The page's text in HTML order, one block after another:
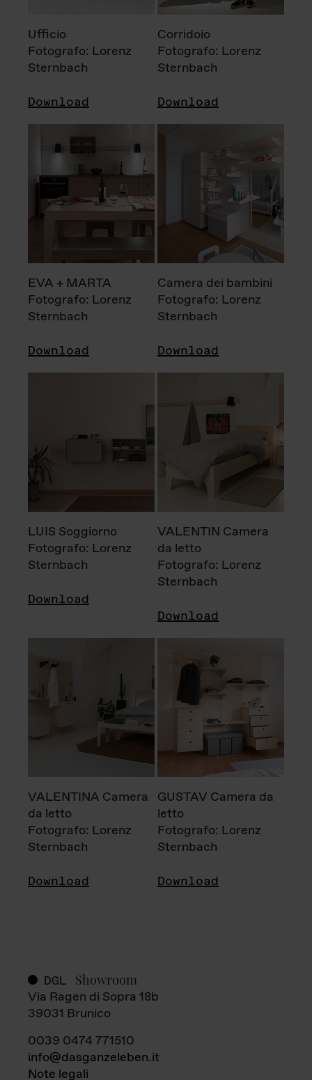
Ufficio
Fotografo: Lorenz
Sternbach
Download
Corridoio
Fotografo: Lorenz
Sternbach
Download
EVA + MARTA
Fotografo: Lorenz
Sternbach
Download
Camera dei bambini
Fotografo: Lorenz
Sternbach
Download
LUIS Soggiorno
Fotografo: Lorenz
Sternbach
Download
VALENTIN Camera
da letto
Fotografo: Lorenz
Sternbach
Download
VALENTINA Camera
da letto
Fotografo: Lorenz
Sternbach
Download
GUSTAV Camera da
letto
Fotografo: Lorenz
Sternbach
Download
DGL Showroom
Via Ragen di Sopra 18b
39031 Brunico
0039 0474 771510
info@dasganzeleben.it
Note legali